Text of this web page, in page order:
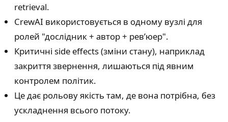
retrieval.
CrewAI використовується в одному вузлі для
ролей "дослідник + автор + ревʼюер".
Критичні side effects (зміни стану), наприклад
закриття звернення, лишаються під явним
контролем політик.
Це дає рольову якість там, де вона потрібна, без
ускладнення всього потоку.